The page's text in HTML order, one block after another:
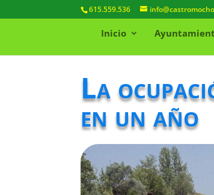
615.559.536
Inicio
La
en un año